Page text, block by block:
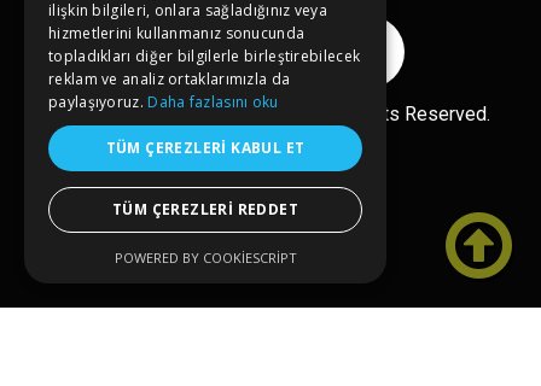

Ücretsiz Ekle
Reklam Ver
Copyright© 2026 kongreler.net All Rights Reserved.
ilişkin bilgileri, onlara sağladığınız veya
hizmetlerini kullanmanız sonucunda
topladıkları diğer bilgilerle birleştirebilecek
reklam ve analiz ortaklarımızla da
paylaşıyoruz. Daha fazlasını oku
TÜM ÇEREZLERI KABUL ET
TÜM ÇEREZLERI REDDET
POWERED BY COOKIESCRIPT